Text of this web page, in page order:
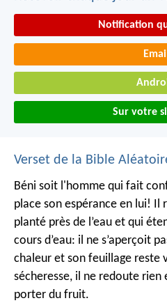
Notification
Email
Sur votre
Verset de la Bible
Béni soit l'homme qui fait
place son espérance en lui! Il
planté près de l’eau et qui
cours d’eau: il ne s’aperçoit
chaleur et son feuillage reste
sécheresse, il ne redoute rien
porter du fruit.